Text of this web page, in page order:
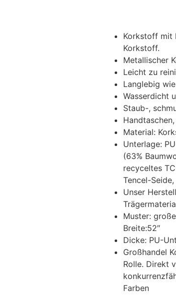
Korkstoff mit
Korkstoff.
Metallischer
Leicht zu
Langlebig
Wasserdicht
Staub-,
Material:
Unterlage:
(63%
recyceltes
Tencel-
Unser
Muster:
Breite:52″
Dicke: PU-
Großhandel
Rolle. Direkt
Farben